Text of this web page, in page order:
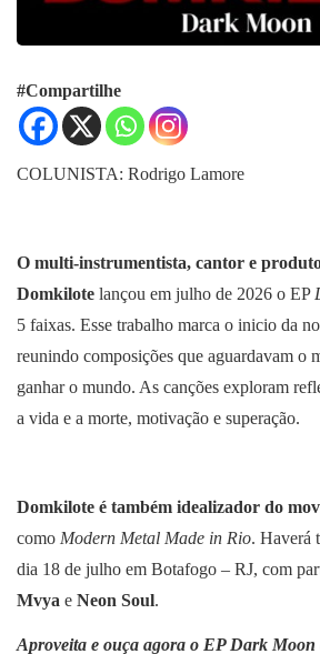
#Compartilhe
COLUNISTA: Rodrigo Lamore
O multi-instrumentista, cantor e
Domkilote lançou em julho de 2026 o EP
5 faixas. Esse trabalho marca o inicio da
reunindo composições que aguardavam o
ganhar o mundo. As canções exploram
a vida e a morte, motivação e superação.
Domkilote é também idealizador do
como Modern Metal Made in Rio. Haverá
dia 18 de julho em Botafogo – RJ, com
Mvya e Neon Soul.
Aproveita e ouça agora o EP Dark